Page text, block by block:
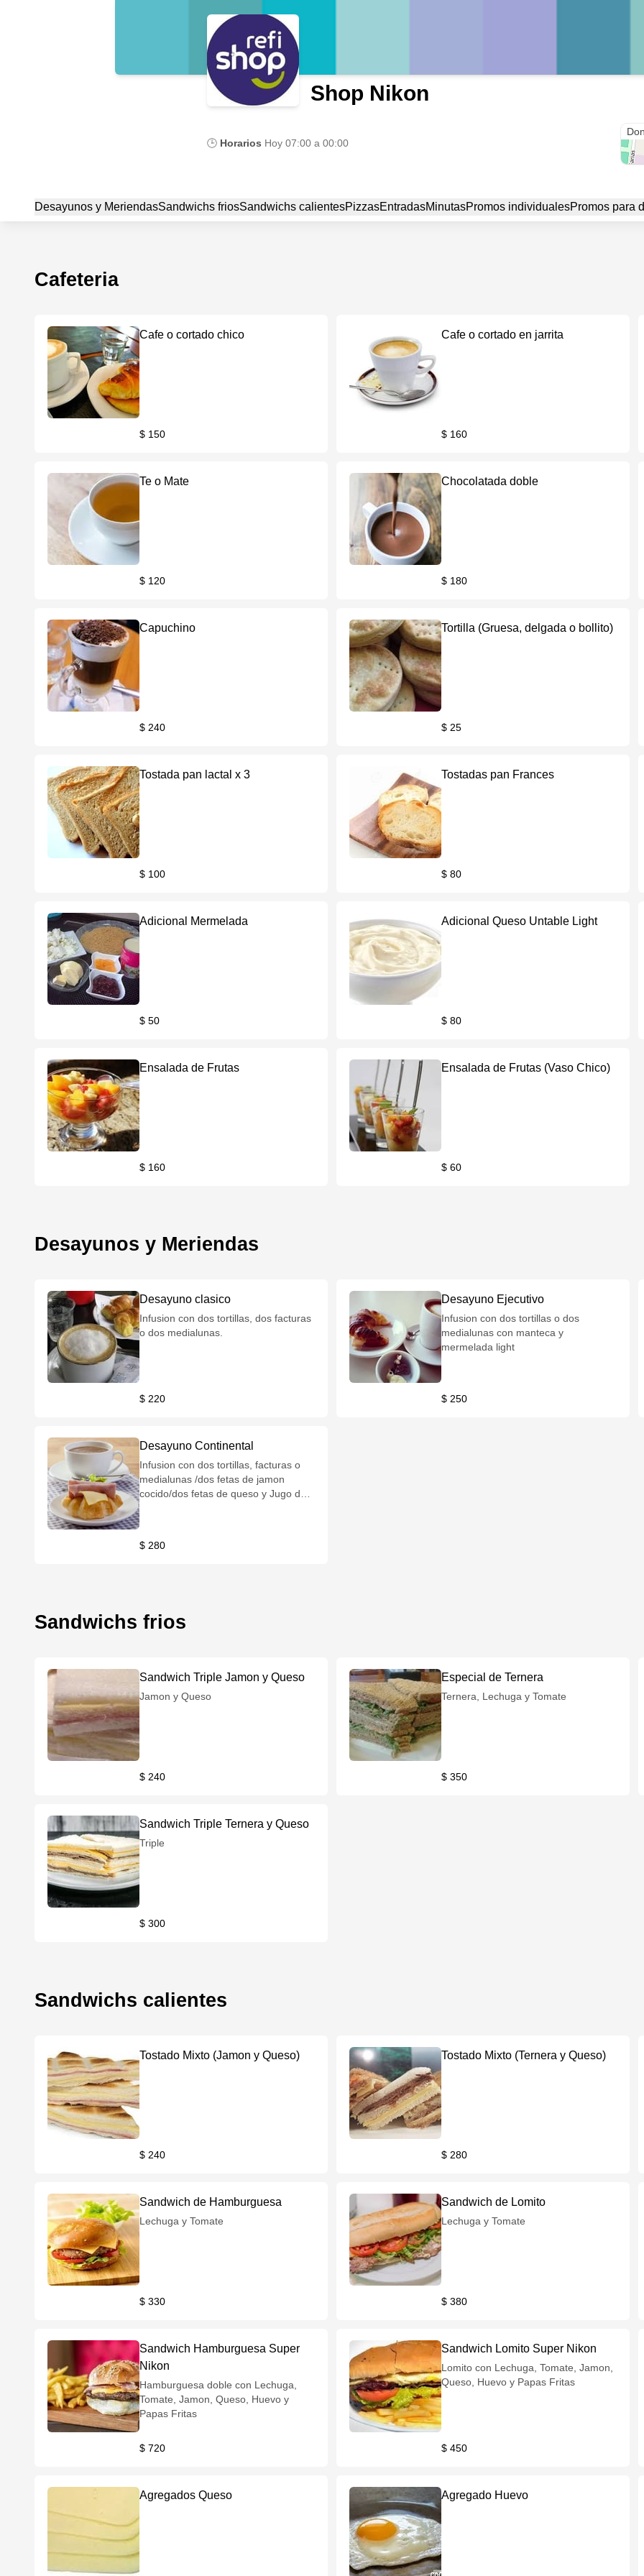
Shop Nikon
🕒 Horarios Hoy 07:00 a 00:00
Desayunos y MeriendasSandwichs friosSandwichs calientesPizzasEntradasMinutasPromos individualesPromos para
Cafeteria
Cafe o cortado chico
$ 150
Cafe o cortado en jarrita
$ 160
Te o Mate
$ 120
Chocolatada doble
$ 180
Capuchino
$ 240
Tortilla (Gruesa, delgada o bollito)
$ 25
Tostada pan lactal x 3
$ 100
Tostadas pan Frances
$ 80
Adicional Mermelada
$ 50
Adicional Queso Untable Light
$ 80
Ensalada de Frutas
$ 160
Ensalada de Frutas (Vaso Chico)
$ 60
Desayunos y Meriendas
Desayuno clasico
Infusion con dos tortillas, dos facturas
o dos medialunas.
$ 220
Desayuno Ejecutivo
Infusion con dos tortillas o dos
medialunas con manteca y
mermelada light
$ 250
Desayuno Continental
Infusion con dos tortillas, facturas o
medialunas /dos fetas de jamon
cocido/dos fetas de queso y Jugo de
$ 280
Sandwichs frios
Sandwich Triple Jamon y Queso
Jamon y Queso
$ 240
Especial de Ternera
Ternera, Lechuga y Tomate
$ 350
Sandwich Triple Ternera y Queso
Triple
$ 300
Sandwichs calientes
Tostado Mixto (Jamon y Queso)
$ 240
Tostado Mixto (Ternera y Queso)
$ 280
Sandwich de Hamburguesa
Lechuga y Tomate
$ 330
Sandwich de Lomito
Lechuga y Tomate
$ 380
Sandwich Hamburguesa Super
Nikon
Hamburguesa doble con Lechuga,
Tomate, Jamon, Queso, Huevo y
Papas Fritas
$ 720
Sandwich Lomito Super Nikon
Lomito con Lechuga, Tomate, Jamon,
Queso, Huevo y Papas Fritas
$ 450
Agregados Queso Agregado Huevo